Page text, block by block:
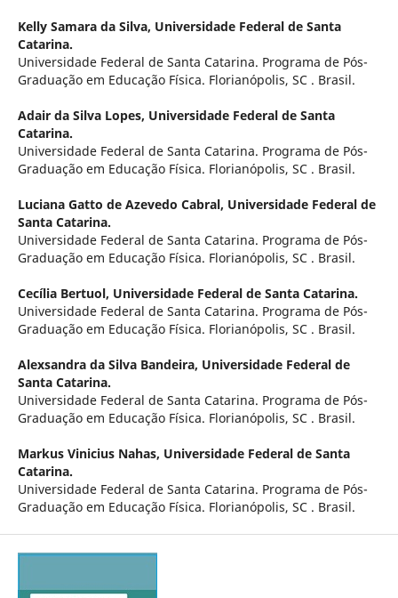
Kelly Samara da Silva, Universidade Federal de Santa
Catarina.
Universidade Federal de Santa Catarina. Programa de Pós-
Graduação em Educação Física. Florianópolis, SC . Brasil.
Adair da Silva Lopes, Universidade Federal de Santa
Catarina.
Universidade Federal de Santa Catarina. Programa de Pós-
Graduação em Educação Física. Florianópolis, SC . Brasil.
Luciana Gatto de Azevedo Cabral, Universidade Federal de
Santa Catarina.
Universidade Federal de Santa Catarina. Programa de Pós-
Graduação em Educação Física. Florianópolis, SC . Brasil.
Cecília Bertuol, Universidade Federal de Santa Catarina.
Universidade Federal de Santa Catarina. Programa de Pós-
Graduação em Educação Física. Florianópolis, SC . Brasil.
Alexsandra da Silva Bandeira, Universidade Federal de
Santa Catarina.
Universidade Federal de Santa Catarina. Programa de Pós-
Graduação em Educação Física. Florianópolis, SC . Brasil.
Markus Vinicius Nahas, Universidade Federal de Santa
Catarina.
Universidade Federal de Santa Catarina. Programa de Pós-
Graduação em Educação Física. Florianópolis, SC . Brasil.